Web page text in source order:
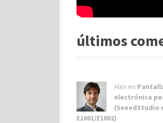
últimos
Alex en
electrónica
(SeeedStudio
E1001/E1002)